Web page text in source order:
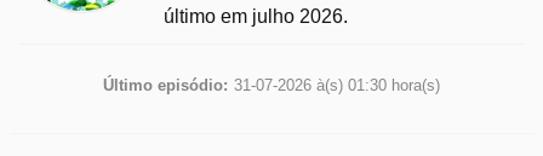
último em julho 2026.
Último episódio: 31-07-2026 à(s) 01:30 hora(s)